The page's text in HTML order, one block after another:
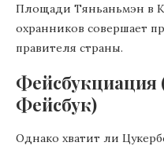
Площади Тяньаньмэн в
охранников совершает
правителя страны.
Фейсбукциация
Фейсбук)
Однако хватит ли